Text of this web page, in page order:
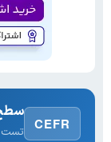
CEFR تست رایگان